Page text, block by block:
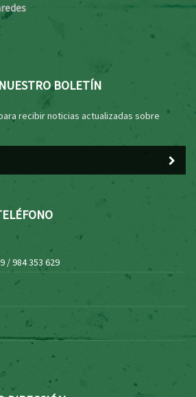
BOLETÍN
recibir noticias actualizadas sobre
/ 984 353 629